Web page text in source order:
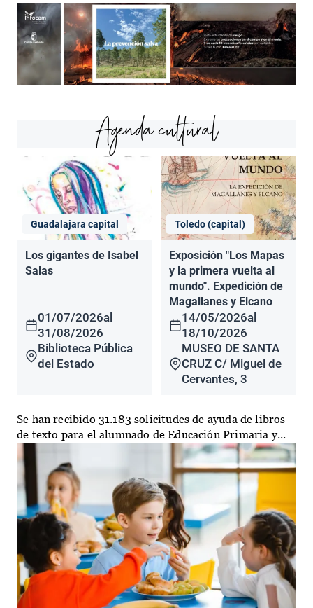
Agenda cultural
Guadalajara capital
Los gigantes de Isabel
Salas
01/07/2026al
31/08/2026
Biblioteca Pública
del Estado
Toledo (capital)
Exposición "Los Mapas
y la primera vuelta al
mundo". Expedición de
Magallanes y Elcano
14/05/2026al
18/10/2026
MUSEO DE SANTA
CRUZ C/ Miguel de
Cervantes, 3
Se han recibido 31.183 solicitudes de ayuda de libros
de texto para el alumnado de Educación Primaria y...